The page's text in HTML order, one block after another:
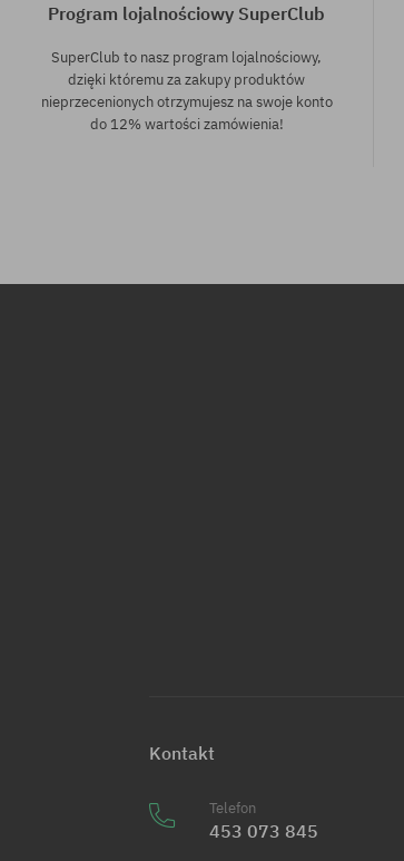
Program lojalnościowy SuperClub
SuperClub to nasz program lojalnościowy,
dzięki któremu za zakupy produktów
nieprzecenionych otrzymujesz na swoje konto
do 12% wartości zamówienia!
Kontakt
Telefon
453 073 845